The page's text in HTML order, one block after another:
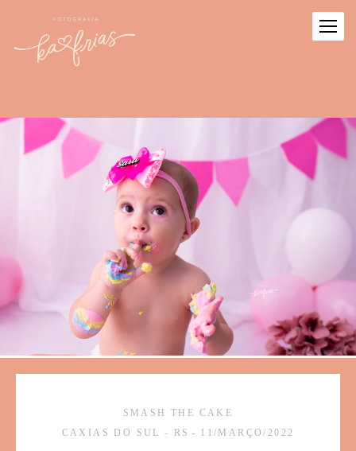
SMASH THE CAKE
CAXIAS DO SUL - RS
11/MARÇO/2022